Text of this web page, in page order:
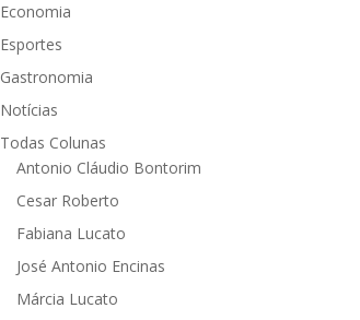
Economia
Esportes
Gastronomia
Notícias
Todas Colunas
Antonio Cláudio Bontorim
Cesar Roberto
Fabiana Lucato
José Antonio Encinas
Márcia Lucato